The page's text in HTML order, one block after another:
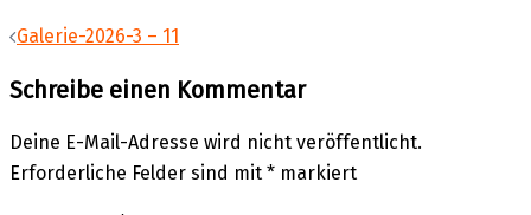
Galerie-2026-3 – 11
Schreibe einen Kommentar
Deine E-Mail-Adresse wird nicht veröffentlicht.
Erforderliche Felder sind mit * markiert